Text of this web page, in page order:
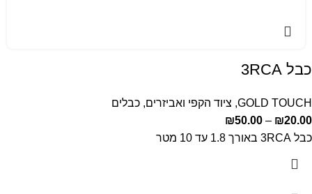
כבל 3RCA
GOLD TOUCH
, ציוד הקפי ואביזרים, כבלים
₪20.00
–
₪50.00
כבל 3RCA באורך 1.8 עד 10 מטר